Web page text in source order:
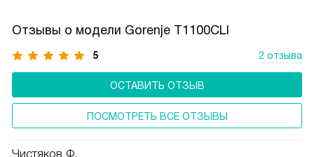
Отзывы о модели Gorenje T1100CLI
5 2 отзыва
ОСТАВИТЬ ОТЗЫВ
ПОСМОТРЕТЬ ВСЕ ОТЗЫВЫ
Чистяков Ф.